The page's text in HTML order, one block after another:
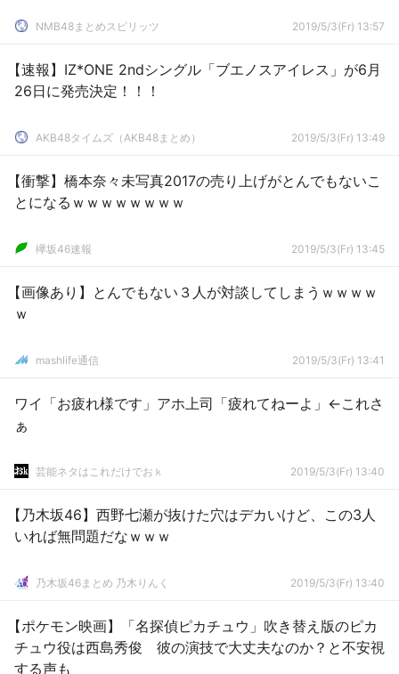
NMB48まとめスピリッツ 2019/5/3(Fr) 13:57
【速報】IZ*ONE 2ndシングル「ブエノスアイレス」が6月
26日に発売決定！！！
AKB48タイムズ（AKB48まとめ） 2019/5/3(Fr) 13:49
【衝撃】橋本奈々未写真2017の売り上げがとんでもないこ
とになるｗｗｗｗｗｗｗｗ
欅坂46速報 2019/5/3(Fr) 13:45
【画像あり】とんでもない３人が対談してしまうｗｗｗｗ
ｗ
mashlife通信 2019/5/3(Fr) 13:41
ワイ「お疲れ様です」アホ上司「疲れてねーよ」←これさ
ぁ
芸能ネタはこれだけでおｋ 2019/5/3(Fr) 13:40
【乃木坂46】西野七瀬が抜けた穴はデカいけど、この3人
いれば無問題だなｗｗｗ
乃木坂46まとめ 乃木りんく 2019/5/3(Fr) 13:40
【ポケモン映画】「名探偵ピカチュウ」吹き替え版のピカ
チュウ役は西島秀俊 彼の演技で大丈夫なのか？と不安視
する声も